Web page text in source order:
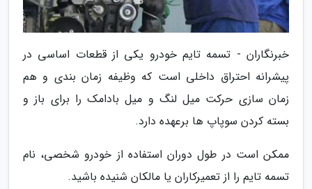
خبرنگاران - تسمه تایم خودرو یکی از قطعات اساسی در
پیشرانه احتراق داخلی است که وظیفه زمان بندی و هم
زمان سازی حرکت میل لنگ و میل بادامک را برای باز و
بسته کردن سوپاپ ها برعهده دارد.
ممکن است در طول دوران استفاده از خودرو شخصی، نام
تسمه تایم را از تعمیرکاران یا مالکان شنیده باشید.